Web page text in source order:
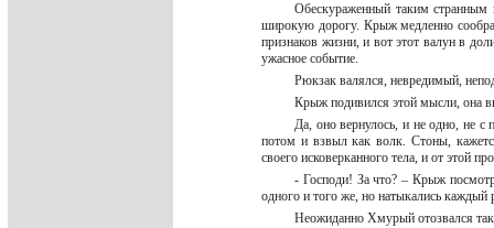
Обескураженный таким
широкую дорогу. Крыж медленно
признаков жизни, и вот этот валун в
ужасное событие.
Рюкзак валялся, невредимый,
Крыж подивился этой мысли, она
Да, оно вернулось, и не одно, не
потом и взвыл как волк. Стоны,
своего исковерканного тела, и от этой
- Господи! За что? – Крыж
одного и того же, но натыкались каждый
Неожиданно Хмурый отозвался